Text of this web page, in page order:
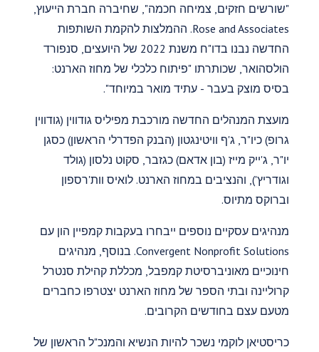
"שורשים חזקים, צמיחה חכמה", שחיברה חברת הייעוץ,
Rose and Associates. ההמלצות להקמת השותפות
החדשה נבנו בדו"ח משנת 2022 של היועצים, סנפורד
הולסהואר, שכותרתו "פיתוח כלכלי של מחוז הארנט:
בסיס מוצק בעבר - עתיד מואר במיוחד".
מועצת המנהלים החדשה מורכבת מפיליס גודווין (גודווין
גרופ) כיו"ר, ג'ף וויטינגטון (הבנק הפדרלי הראשון) כסגן
יו"ר, ג'ייק מייז (בון אדאם) כגזבר, סקוט נלסון (גולד
וגודריץ'), והנציבים במחוז הארנט. לואיס וות'רספון
וברוקס מתיוס.
מנהיגים עסקיים נוספים ייבחרו בעקבות קמפיין הון עם
Convergent Nonprofit Solutions. בנוסף, מנהיגים
חינוכיים מאוניברסיטת קמפבל, מכללת קהילת סנטרל
קרוליינה ובתי הספר של מחוז הארנט יצטרפו כחברים
מטעם עצם בחודשים הקרובים.
כריסטיאן לוקמי נשכר להיות הנשיא והמנכ"ל הראשון של